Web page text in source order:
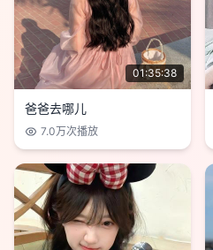
01:35:38
爸爸去哪儿
7.0万次播放